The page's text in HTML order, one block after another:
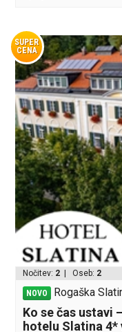
SUPER
CENA
Nočitev: 2 | Oseb: 2
NOVO Rogaška
Ko se čas ustavi
hotelu Slatina 4*